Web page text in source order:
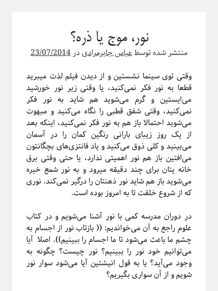
نور، موج یا ذره؟
منتشر شده توسطعباس جابرمرادیدر23/07/2014
وقتی توی سینما نشستین و از دیدن فیلم لذت میبرید
قطعا به نور فکر نمی‌‌‌کنید، یا وقتی زیر نور خورشید
می‌ایستین و گرم می‌شوید هم شاید به نور فکر
نمی‌‌‌کنید، وقتی شفق قطبی را نگاه می‌کنید و مبهوت
می‌شوید احتمالا باز هم به نور فکر نمی‌‌‌کنید، اینکه بعد
از یک روز زیبای بارانی رنگین کمان را در آسمان
می‌بینید و کلی ذوق می‌کنید و یاد فانتزی‌های بچگانتون
می‌افتین باز هم نور اهمیتی ندارد، یا حتی وقتی برق
خانه یتان برای چند دقیقه میرود و به نور شمع خیره
می‌شوید باز هم شاید نور ذهنتان را درگیر نمی‌کند. نوری
که از شروع خلقت تا به امروز بوده است.
در دوران مدرسه کمی با نور آشنا می‌شویم و در کتاب
علوم راجع به آن می‌خواندیم: (( بازتاب نور از اجسام به
چشم ما باعث می‌شود تا ما اجسام را ببینیم)). اصلا آیا
می‌توانیم خود نور را ببینیم؟ نور چیست؟ چگونه به
وجود می‌آید؟ یا به قول انیشتین آیا می‌شود سوار نور
شویم و از آن سواری بگیریم؟